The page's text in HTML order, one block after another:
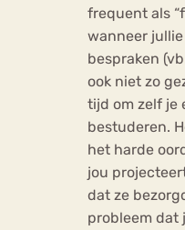
frequent als
wanneer
bespraken
ook niet zo
tijd om zelf je
bestuderen.
het harde
jou
dat ze
probleem dat